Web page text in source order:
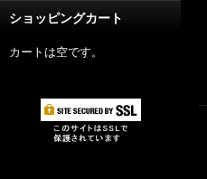
ショッピングカート
カートは空です。